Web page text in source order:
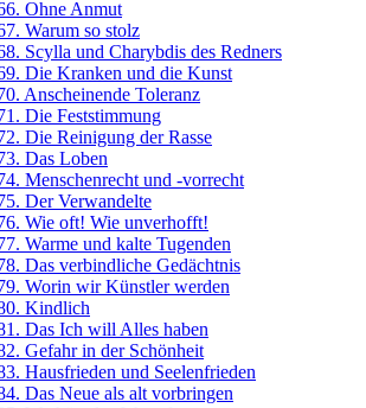
Ohne Anmut
Warum so stolz
Scylla und Charybdis des Redners
Die Kranken und die Kunst
Anscheinende Toleranz
Die Feststimmung
Die Reinigung der Rasse
Das Loben
Menschenrecht und -vorrecht
Der Verwandelte
Wie oft! Wie unverhofft!
Warme und kalte Tugenden
Das verbindliche Gedächtnis
Worin wir Künstler werden
Kindlich
Das Ich will Alles haben
Gefahr in der Schönheit
Hausfrieden und Seelenfrieden
Das Neue als alt vorbringen